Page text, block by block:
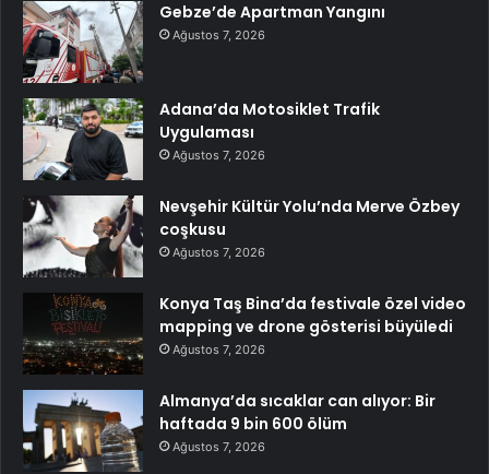
Gebze’de Apartman Yangını
Ağustos 7, 2026
Adana’da Motosiklet Trafik
Uygulaması
Ağustos 7, 2026
Nevşehir Kültür Yolu’nda Merve Özbey
coşkusu
Ağustos 7, 2026
Konya Taş Bina’da festivale özel video
mapping ve drone gösterisi büyüledi
Ağustos 7, 2026
Almanya’da sıcaklar can alıyor: Bir
haftada 9 bin 600 ölüm
Ağustos 7, 2026